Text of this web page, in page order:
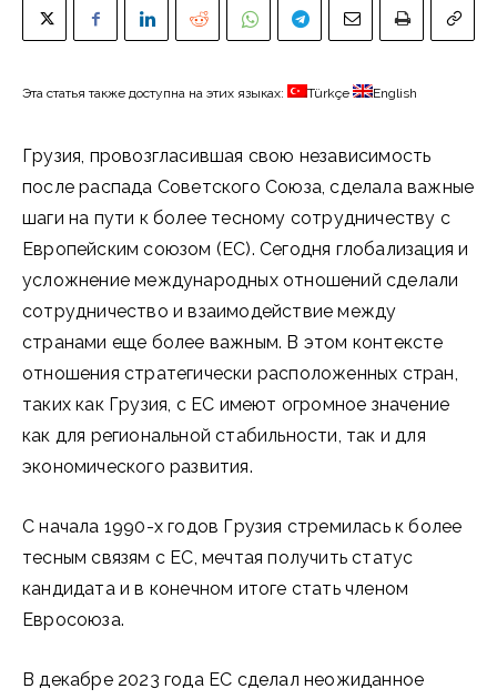
Эта статья также доступна на этих языках: Türkçe English
Грузия, провозгласившая свою независимость
после распада Советского Союза, сделала важные
шаги на пути к более тесному сотрудничеству с
Европейским союзом (ЕС). Сегодня глобализация и
усложнение международных отношений сделали
сотрудничество и взаимодействие между
странами еще более важным. В этом контексте
отношения стратегически расположенных стран,
таких как Грузия, с ЕС имеют огромное значение
как для региональной стабильности, так и для
экономического развития.
С начала 1990-х годов Грузия стремилась к более
тесным связям с ЕС, мечтая получить статус
кандидата и в конечном итоге стать членом
Евросоюза.
В декабре 2023 года ЕС сделал неожиданное